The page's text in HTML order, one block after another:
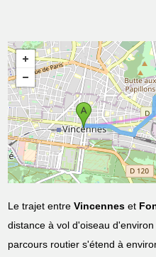
Le trajet entreVincennes et
distance à vol d'oiseau
parcours routier s'étend à